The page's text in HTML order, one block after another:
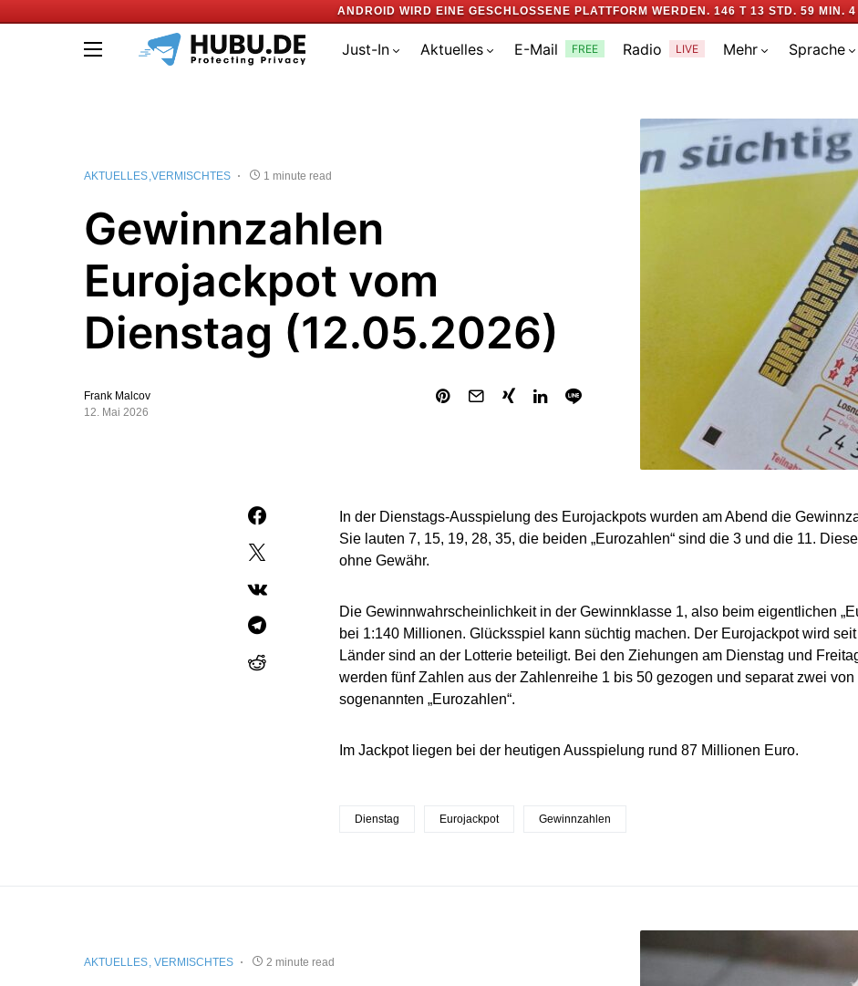
ANDROID WIRD EINE GESCHLOSSENE PLATTFORM WERDEN. 146 T 13 STD. 59 MIN. 3
Just-In Aktuelles E-Mail FREE Radio LIVE Mehr Sprache
AKTUELLES VERMISCHTES 1 minute read
Gewinnzahlen
Eurojackpot vom
Dienstag (12.05.2026)
Frank Malcov
12. Mai 2026
In der Dienstags-Ausspielung des Eurojackpots wurden am Abend die
Sie lauten 7, 15, 19, 28, 35, die beiden „Eurozahlen“ sind die 3 und die 11.
ohne Gewähr.
Die Gewinnwahrscheinlichkeit in der Gewinnklasse 1, also beim eigentlichen
bei 1:140 Millionen. Glücksspiel kann süchtig machen. Der Eurojackpot wird
Länder sind an der Lotterie beteiligt. Bei den Ziehungen am Dienstag und
werden fünf Zahlen aus der Zahlenreihe 1 bis 50 gezogen und separat zwei
sogenannten „Eurozahlen“.
Im Jackpot liegen bei der heutigen Ausspielung rund 87 Millionen Euro.
Dienstag Eurojackpot Gewinnzahlen
AKTUELLES VERMISCHTES 2 minute read